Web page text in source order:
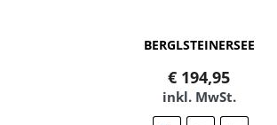
BERGLSTEINERSEE
€ 194,95
inkl. MwSt.